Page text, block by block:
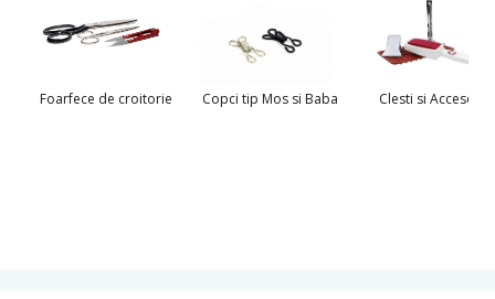
Foarfece de croitorie Copci tip Mos si Baba Clesti si Accesorii